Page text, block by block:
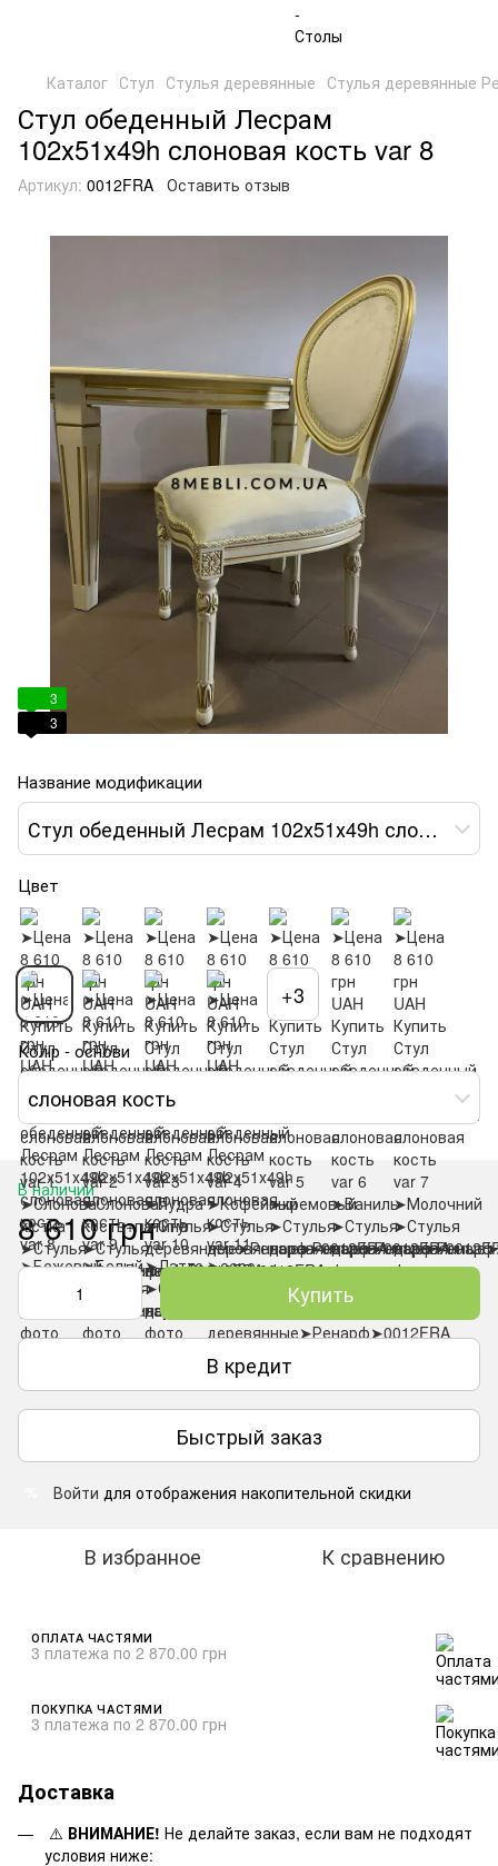
Каталог Стул Стулья деревянные Стулья деревянные
Стул обеденный Лесрам
102х51х49h слоновая кость var 8
Артикул: 0012FRA Оставить отзыв
3
3
Название модификации
Стул обеденный Лесрам 102х51х49h слоновая кость var 8
Цвет
+3
Колір - основи
слоновая кость
В наличии
8 610 грн
Купить
В кредит
Быстрый заказ
Войти для отображения накопительной скидки
В избранное К сравнению
ОПЛАТА ЧАСТЯМИ
3 платежа по 2 870.00 грн
ПОКУПКА ЧАСТЯМИ
3 платежа по 2 870.00 грн
Доставка
⚠️ ВНИМАНИЕ! Не делайте заказ, если вам не подходят
условия ниже: